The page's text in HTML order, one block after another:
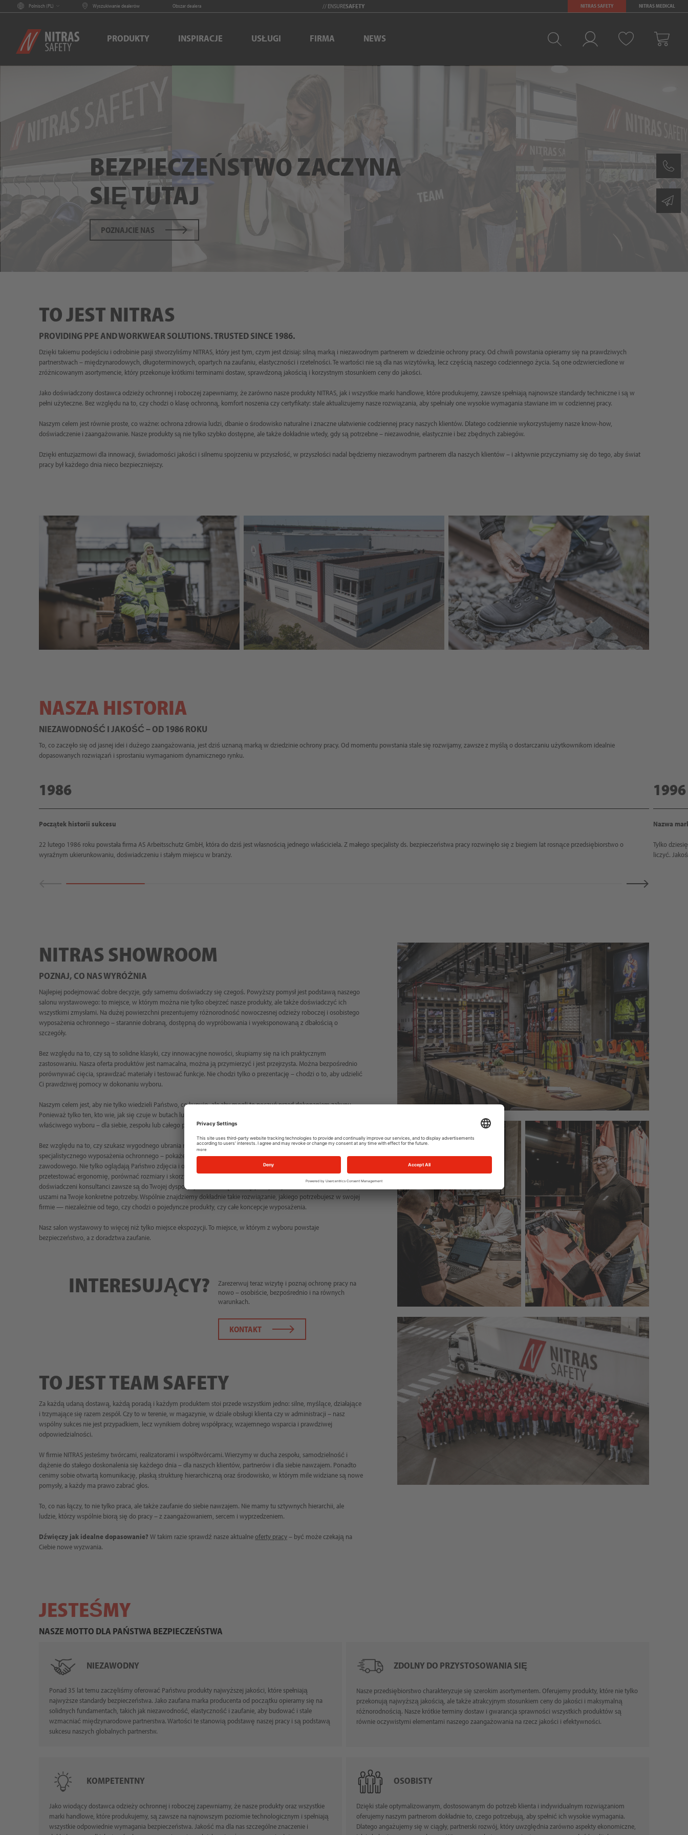
Polnisch (PL) Wyszukiwanie dealerów Obszar dealera // ENSURESAFETY NITRAS SAFETY NITRAS MEDICAL
PRODUKTY INSPIRACJE USŁUGI FIRMA NEWS
BEZPIECZEŃSTWO ZACZYNA
SIĘ TUTAJ
POZNAJCIE NAS
TO JEST NITRAS
PROVIDING PPE AND WORKWEAR SOLUTIONS. TRUSTED SINCE 1986.
Dzięki takiemu podejściu i odrobinie pasji stworzyliśmy NITRAS, który jest tym, czym jest dzisiaj: silną marką i niezawodnym partnerem w dziedzinie ochrony pracy. Od chwili powstania opieramy się na prawdziwych
partnerstwach – międzynarodowych, długoterminowych, opartych na zaufaniu, elastyczności i rzetelności. Te wartości nie są dla nas wizytówką, lecz częścią naszego codziennego życia. Są one odzwierciedlone w
zróżnicowanym asortymencie, który przekonuje krótkimi terminami dostaw, sprawdzoną jakością i korzystnym stosunkiem ceny do jakości.
Jako doświadczony dostawca odzieży ochronnej i roboczej zapewniamy, że zarówno nasze produkty NITRAS, jak i wszystkie marki handlowe, które produkujemy, zawsze spełniają najnowsze standardy techniczne i są w
pełni użyteczne. Bez względu na to, czy chodzi o klasę ochronną, komfort noszenia czy certyfikaty: stale aktualizujemy nasze rozwiązania, aby spełniały one wysokie wymagania stawiane im w codziennej pracy.
Naszym celem jest równie proste, co ważne: ochrona zdrowia ludzi, dbanie o środowisko naturalne i znaczne ułatwienie codziennej pracy naszych klientów. Dlatego codziennie wykorzystujemy nasze know-how,
doświadczenie i zaangażowanie. Nasze produkty są nie tylko szybko dostępne, ale także dokładnie wtedy, gdy są potrzebne – niezawodnie, elastycznie i bez zbędnych zabiegów.
Dzięki entuzjazmowi dla innowacji, świadomości jakości i silnemu spojrzeniu w przyszłość, w przyszłości nadal będziemy niezawodnym partnerem dla naszych klientów – i aktywnie przyczyniamy się do tego, aby świat
pracy był każdego dnia nieco bezpieczniejszy.
NASZA HISTORIA
NIEZAWODNOŚĆ I JAKOŚĆ – OD 1986 ROKU
To, co zaczęło się od jasnej idei i dużego zaangażowania, jest dziś uznaną marką w dziedzinie ochrony pracy. Od momentu powstania stale się rozwijamy, zawsze z myślą o dostarczaniu użytkownikom idealnie
dopasowanych rozwiązań i sprostaniu wymaganiom dynamicznego rynku.
1986
Początek historii sukcesu
22 lutego 1986 roku powstała firma AS Arbeitsschutz GmbH, która do dziś jest własnością jednego właściciela. Z małego specjalisty ds. bezpieczeństwa pracy rozwinęło się z biegiem lat rosnące przedsiębiorstwo o
wyraźnym ukierunkowaniu, doświadczeniu i stałym miejscu w branży.
1996
Nazwa
Tylko
liczyć.
NITRAS SHOWROOM
POZNAJ, CO NAS WYRÓŻNIA
Najlepiej podejmować dobre decyzje, gdy samemu doświadczy się czegoś. Powyższy pomysł jest podstawą naszego
salonu wystawowego: to miejsce, w którym można nie tylko obejrzeć nasze produkty, ale także doświadczyć ich
wszystkimi zmysłami. Na dużej powierzchni prezentujemy różnorodność nowoczesnej odzieży roboczej i osobistego
wyposażenia ochronnego – starannie dobraną, dostępną do wypróbowania i wyeksponowaną z dbałością o
szczegóły.
Bez względu na to, czy są to solidne klasyki, czy innowacyjne nowości, skupiamy się na ich praktycznym
zastosowaniu. Nasza oferta produktów jest namacalna, można ją przymierzyć i jest przejrzysta. Można bezpośrednio
porównywać cięcia, sprawdzać materiały i testować funkcje. Nie chodzi tylko o prezentację – chodzi o to, aby udzielić
Ci prawdziwej pomocy w dokonaniu wyboru.
Naszym celem jest, aby nie tylko wiedzieli Państwo, co kupują, ale aby mogli to poczuć przed dokonaniem zakupu.
Ponieważ tylko ten, kto wie, jak się czuje w butach lub jak dobrze mu w kurtce, może mieć pewność, że dokonał
właściwego wyboru – dla siebie, zespołu lub całego przedsiębiorstwa. I właśnie do tego służy nasz salon wystawowy.
Bez względu na to, czy szukasz wygodnego ubrania roboczego, wytrzymałych butów ochronnych czy
specjalistycznego wyposażenia ochronnego – pokażemy Ci produkty, które są stworzone do prawdziwego życia
zawodowego. Nie tylko oglądają Państwo zdjęcia i opakowania – mogą Państwo zobaczyć zastosowania,
przetestować ergonomię, porównać rozmiary i skorzystać z fachowej, indywidualnej porady naszego personelu. Nasi
doświadczeni konsultanci zawsze są do Twojej dyspozycji: z fachową wiedzą, praktycznymi zaleceniami i otwartymi
uszami na Twoje konkretne potrzeby. Wspólnie znajdziemy dokładnie takie rozwiązanie, jakiego potrzebujesz w swojej
firmie — niezależnie od tego, czy chodzi o pojedyncze produkty, czy całe koncepcje wyposażenia.
Nasz salon wystawowy to więcej niż tylko miejsce ekspozycji. To miejsce, w którym z wyboru powstaje
bezpieczeństwo, a z doradztwa zaufanie.
INTERESUJĄCY?
Zarezerwuj teraz wizytę i poznaj ochronę pracy na
nowo – osobiście, bezpośrednio i na równych
warunkach.
KONTAKT
TO JEST TEAM SAFETY
Za każdą udaną dostawą, każdą poradą i każdym produktem stoi przede wszystkim jedno: silne, myślące, działające
i trzymające się razem zespół. Czy to w terenie, w magazynie, w dziale obsługi klienta czy w administracji – nasz
wspólny sukces nie jest przypadkiem, lecz wynikiem dobrej współpracy, wzajemnego wsparcia i prawdziwej
odpowiedzialności.
W firmie NITRAS jesteśmy twórcami, realizatorami i współtwórcami. Wierzymy w ducha zespołu, samodzielność i
dążenie do stałego doskonalenia się każdego dnia – dla naszych klientów, partnerów i dla siebie nawzajem. Ponadto
cenimy sobie otwartą komunikację, płaską strukturę hierarchiczną oraz środowisko, w którym mile widziane są nowe
pomysły, a każdy ma prawo zabrać głos.
To, co nas łączy, to nie tylko praca, ale także zaufanie do siebie nawzajem. Nie mamy tu sztywnych hierarchii, ale
ludzie, którzy wspólnie biorą się do pracy – z zaangażowaniem, sercem i wyprzedzeniem.
Dźwięczy jak idealne dopasowanie? W takim razie sprawdź nasze aktualneoferty pracy– być może czekają na
Ciebie nowe wyzwania.
JESTEŚMY
NASZE MOTTO DLA PAŃSTWA BEZPIECZEŃSTWA
NIEZAWODNY
Ponad 35 lat temu zaczęliśmy oferować Państwu produkty najwyższej jakości, które spełniają
najwyższe standardy bezpieczeństwa. Jako zaufana marka producenta od początku opieramy się na
solidnych fundamentach, takich jak niezawodność, elastyczność i zaufanie, aby budować i stale
wzmacniać międzynarodowe partnerstwa. Wartości te stanowią podstawę naszej pracy i są podstawą
sukcesu naszych globalnych partnerstw.
ZDOLNY DO PRZYSTOSOWANIA SIĘ
Nasze przedsiębiorstwo charakteryzuje się szerokim asortymentem. Oferujemy produkty, które nie tylko
przekonują najwyższą jakością, ale także atrakcyjnym stosunkiem ceny do jakości i maksymalną
różnorodnością. Nasze krótkie terminy dostaw i gwarancja sprawności wszystkich produktów są
równie oczywistymi elementami naszego zaangażowania na rzecz jakości i efektywności.
KOMPETENTNY
Jako wiodący dostawca odzieży ochronnej i roboczej zapewniamy, że nasze produkty oraz wszystkie
marki handlowe, które produkujemy, są zawsze na najnowszym poziomie technologicznym i spełniają
wszystkie odpowiednie wymagania bezpieczeństwa. Jakość ma dla nas szczególne znaczenie i
OSOBISTY
Dzięki stale optymalizowanym, dostosowanym do potrzeb klienta i indywidualnym rozwiązaniom
oferujemy naszym partnerom dokładnie to, czego potrzebują, aby spełnić ich wysokie wymagania.
Dlatego angażujemy się w ciągły, partnerski rozwój, który uwzględnia zarówno aspekty ekonomiczne,